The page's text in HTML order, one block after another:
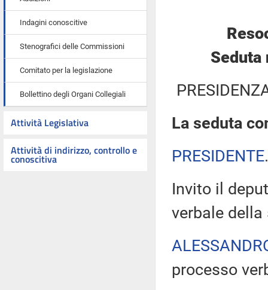
Indagini conoscitive
Stenografici delle Commissioni
Comitato per la legislazione
Bollettino degli Organi Collegiali
Attività Legislativa
Attività di indirizzo, controllo e
conoscitiva
La seduta
PRESIDENTE
Invito il
verbale della
processo